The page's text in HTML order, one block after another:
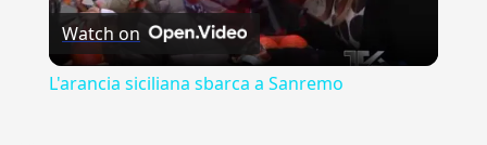
Video
Watch on
L'arancia siciliana sbarca a Sanremo